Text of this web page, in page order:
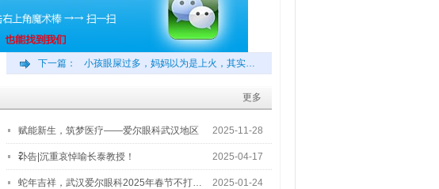
下一篇： 小孩眼屎过多，妈妈以为是上火，其实…
更多
赋能新生，筑梦医疗——爱尔眼科武汉地区
2…
2025-11-28
讣告|沉重哀悼喻长泰教授！ 2025-04-17
蛇年吉祥，武汉爱尔眼科2025年春节不打… 2025-01-24